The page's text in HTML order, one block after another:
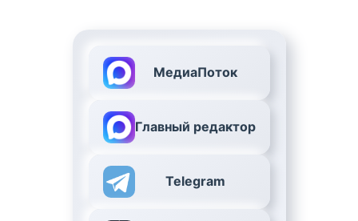
МедиаПоток
Главный редактор
Telegram